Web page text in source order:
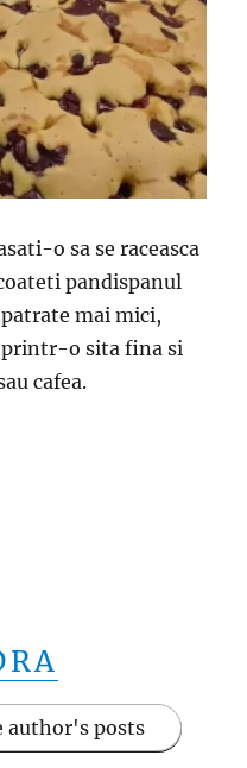
o sa se raceasca
pandispanul
mai mici,
printr-o sita fina si
cafea.
author's posts